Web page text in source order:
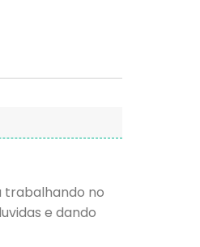
trabalhando no
e dando